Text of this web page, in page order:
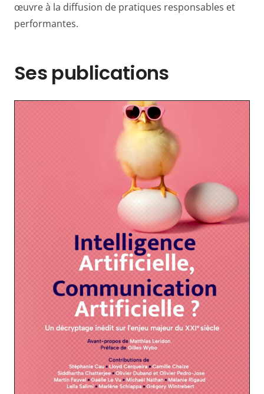
œuvre à la diffusion de pratiques responsables et
performantes.
Ses publications